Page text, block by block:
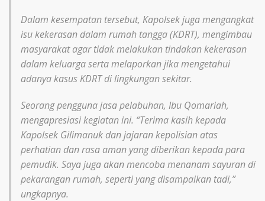
Dalam kesempatan tersebut, Kapolsek juga mengangkat
isu kekerasan dalam rumah tangga (KDRT), mengimbau
masyarakat agar tidak melakukan tindakan kekerasan
dalam keluarga serta melaporkan jika mengetahui
adanya kasus KDRT di lingkungan sekitar.
Seorang pengguna jasa pelabuhan, Ibu Qomariah,
mengapresiasi kegiatan ini. “Terima kasih kepada
Kapolsek Gilimanuk dan jajaran kepolisian atas
perhatian dan rasa aman yang diberikan kepada para
pemudik. Saya juga akan mencoba menanam sayuran di
pekarangan rumah, seperti yang disampaikan tadi,”
ungkapnya.